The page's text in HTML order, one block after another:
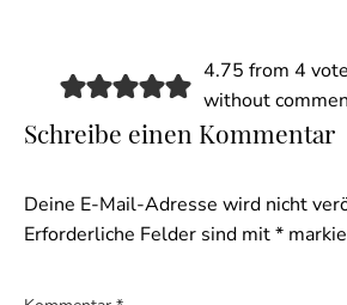
4.75 from 4
without
Schreibe einen Kommentar
Deine E-Mail-Adresse wird nicht
Erforderliche Felder sind mit*